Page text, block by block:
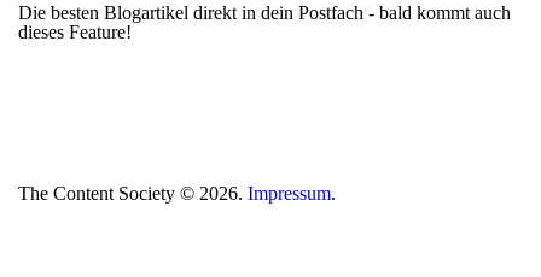
Die besten Blogartikel direkt in dein Postfach - bald kommt auch
dieses Feature!
The Content Society © 2026. Impressum.